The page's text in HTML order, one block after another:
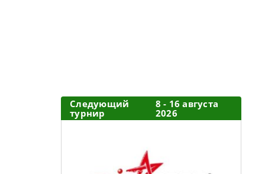
Следующий
турнир
8 - 16 августа
2026